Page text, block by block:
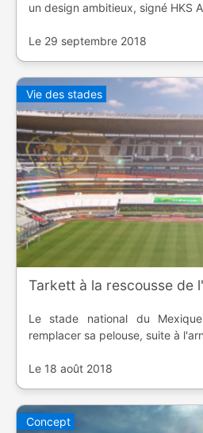
un design ambitieux, signé HKS
Le 29 septembre 2018
Vie des stades
Tarkett à la rescousse de
Le stade national du
remplacer sa pelouse, suite à
Le 18 août 2018
Concept